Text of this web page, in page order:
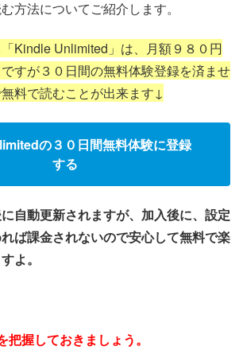
方法についてご紹介します。
Kindle Unlimited」は、月額９８０円
すが３０日間の無料体験登録を済ませ
料で読むことが出来ます↓
の３０日間無料体験に登録
する
自動更新されますが、加入後に、設定
ば課金されないので安心して無料で楽
よ。
握しておきましょう。